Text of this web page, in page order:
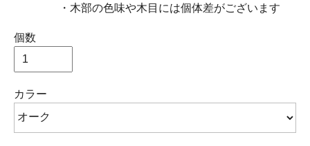
・木部の色味や木目には個体差がございます
個数
カラー